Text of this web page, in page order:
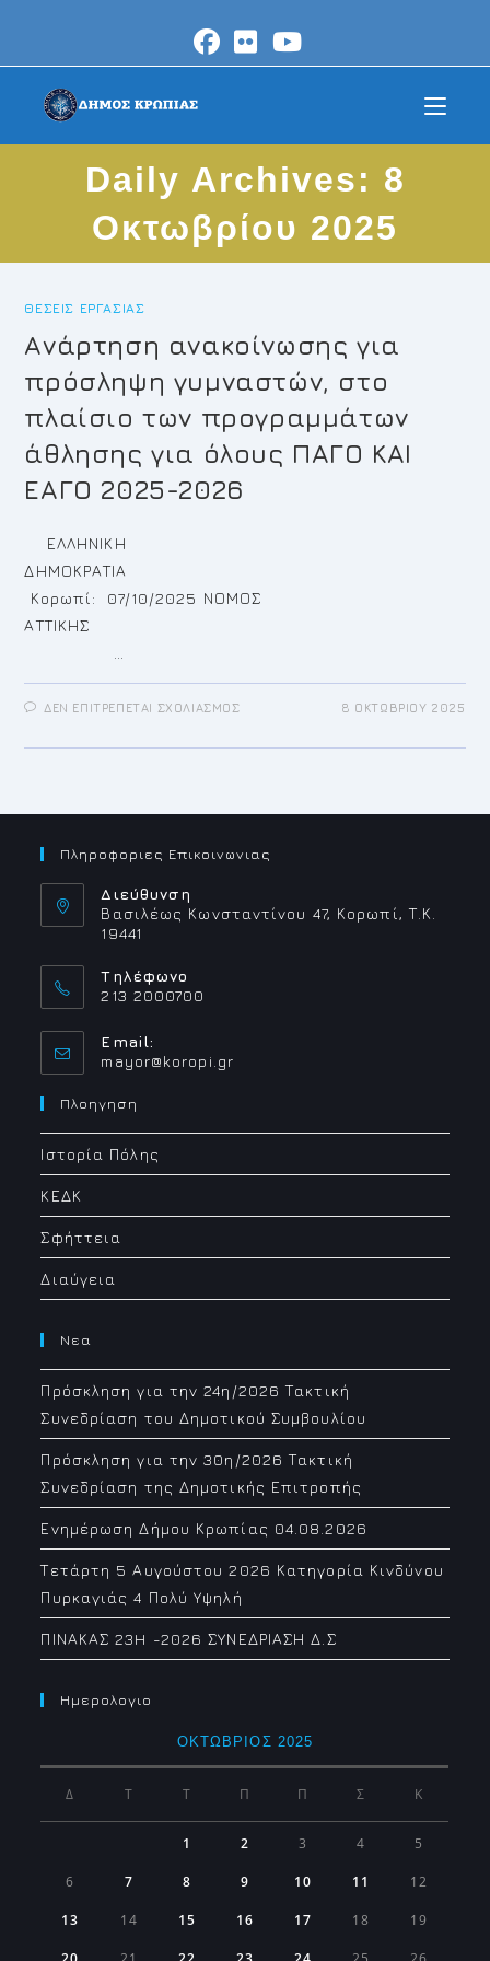
content
Daily Archives: 8
Οκτωβρίου 2025
ΘΈΣΕΙΣ ΕΡΓΑΣΊΑΣ
Ανάρτηση ανακοίνωσης για
πρόσληψη γυμναστών, στο
πλαίσιο των προγραμμάτων
άθλησης για όλους ΠΑΓΟ ΚΑΙ
ΕΑΓΟ 2025-2026
ΕΛΛΗΝΙΚΗ
ΔΗΜΟΚΡΑΤΙΑ
Κορωπί: 07/10/2025 ΝΟΜΟΣ
ΑΤΤΙΚΗΣ
ΔΕΝ ΕΠΙΤΡΈΠΕΤΑΙ ΣΧΟΛΙΑΣΜΌΣΣΤΟ
ΓΙΑ
ΤΩΝ
ΆΘΛΗΣΗΣ
ΓΙΑ
ΕΑΓΟ
8 ΟΚΤΩΒΡΊΟΥ 2025
Πληροφοριες Επικοινωνιας
Διεύθυνση
Βασιλέως Κωνσταντίνου 47, Κορωπί, Τ.Κ.
19441
Τηλέφωνο
213 2000700
Email:
mayor@koropi.grOpens
Πλοηγηση
Ιστορία Πόλης
ΚΕΔΚ
Σφήττεια
Διαύγεια
Νεα
Πρόσκληση για την 24η/2026 Τακτική
Συνεδρίαση του Δημοτικού Συμβουλίου
Πρόσκληση για την 30η/2026 Τακτική
Συνεδρίαση της Δημοτικής Επιτροπής
Ενημέρωση Δήμου Κρωπίας 04.08.2026
Τετάρτη 5 Αυγούστου 2026 Κατηγορία Κινδύνου
Πυρκαγιάς 4 Πολύ Υψηλή
ΠΙΝΑΚΑΣ 23H -2026 ΣΥΝΕΔΡΙΑΣΗ Δ.Σ
Ημερολογιο
ΟΚΤΏΒΡΙΟΣ 2025
Δ Τ Τ Π Π Σ Κ
1 2 3 4 5
6 7 8 9 10 11 12
13 14 15 16 17 18 19